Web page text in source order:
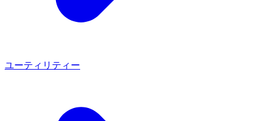
ユーティリティー